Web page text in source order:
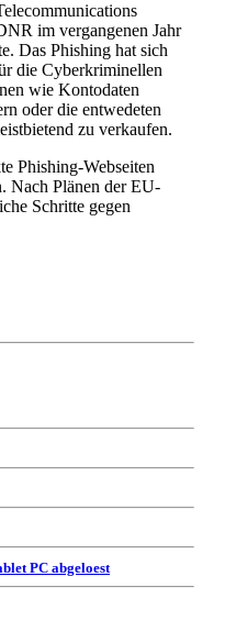
im vergangenen Jahr
Das Phishing hat sich
die Cyberkriminellen
wie Kontodaten
oder die entwedeten
zu verkaufen.
Phishing-Webseiten
Nach Plänen der EU-
Schritte gegen
PC abgeloest